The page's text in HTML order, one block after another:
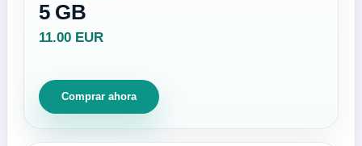
5 GB
11.00 EUR
Comprar ahora